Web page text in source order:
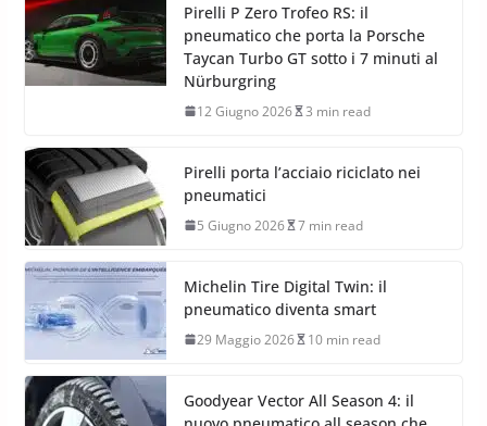
Pirelli P Zero Trofeo RS: il
pneumatico che porta la Porsche
Taycan Turbo GT sotto i 7 minuti al
Nürburgring
12 Giugno 2026 3 min read
Pirelli porta l’acciaio riciclato nei
pneumatici
5 Giugno 2026 7 min read
Michelin Tire Digital Twin: il
pneumatico diventa smart
29 Maggio 2026 10 min read
Goodyear Vector All Season 4: il